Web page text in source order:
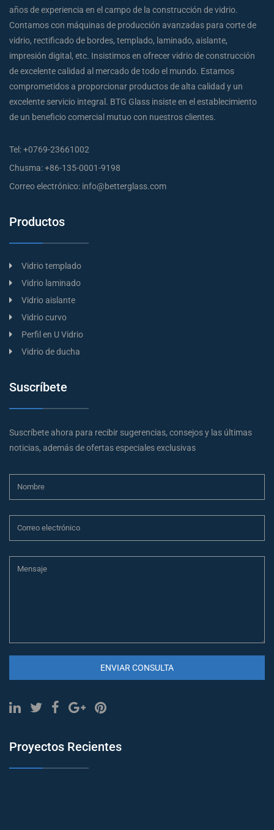
años de experiencia en el campo de la construcción de vidrio.
Contamos con máquinas de producción avanzadas para corte de
vidrio, rectificado de bordes, templado, laminado, aislante,
impresión digital, etc. Insistimos en ofrecer vidrio de construcción
de excelente calidad al mercado de todo el mundo. Estamos
comprometidos a proporcionar productos de alta calidad y un
excelente servicio integral. BTG Glass insiste en el establecimiento
de un beneficio comercial mutuo con nuestros clientes.
Tel:+0769-23661002
Chusma:+86-135-0001-9198
Correo electrónico: info@betterglass.com
Productos
Vidrio templado
Vidrio laminado
Vidrio aislante
Vidrio curvo
Perfil en U Vidrio
Vidrio de ducha
Suscríbete
Suscríbete ahora para recibir sugerencias, consejos y las últimas
noticias, además de ofertas especiales exclusivas
ENVIAR CONSULTA
Proyectos Recientes